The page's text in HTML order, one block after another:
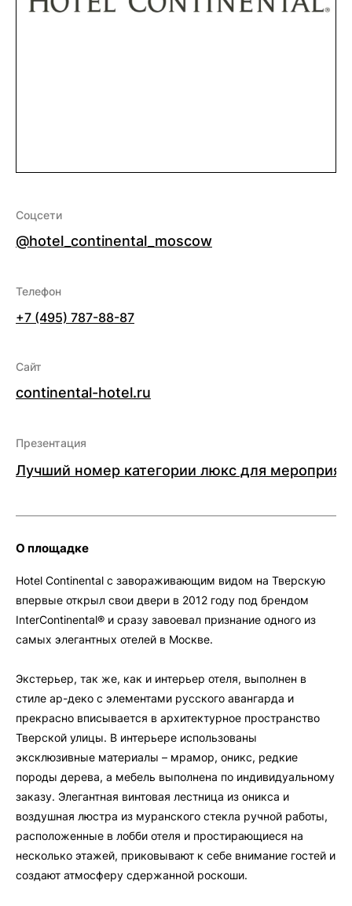
Соцсети
@hotel_continental_moscow
Телефон
+7 (495) 787-88-87
Сайт
continental-hotel.ru
Презентация
Лучший номер категории люкс для
О площадке
Hotel Continental с завораживающим видом на Тверскую
впервые открыл свои двери в 2012 году под брендом
InterContinental® и сразу завоевал признание одного из
самых элегантных отелей в Москве.
Экстерьер, так же, как и интерьер отеля, выполнен в
стиле ар-деко с элементами русского авангарда и
прекрасно вписывается в архитектурное пространство
Тверской улицы. В интерьере использованы
эксклюзивные материалы – мрамор, оникс, редкие
породы дерева, а мебель выполнена по индивидуальному
заказу. Элегантная винтовая лестница из оникса и
воздушная люстра из муранского стекла ручной работы,
расположенные в лобби отеля и простирающиеся на
несколько этажей, приковывают к себе внимание гостей и
создают атмосферу сдержанной роскоши.